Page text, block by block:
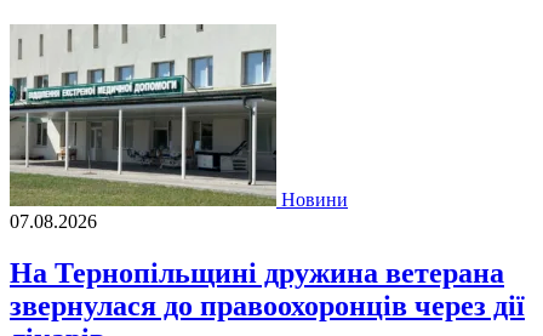
Новини
07.08.2026
На Тернопільщині дружина ветерана
звернулася до правоохоронців через дії